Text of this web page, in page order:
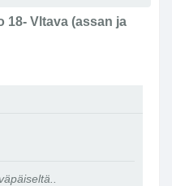
18- Vltava (assan ja